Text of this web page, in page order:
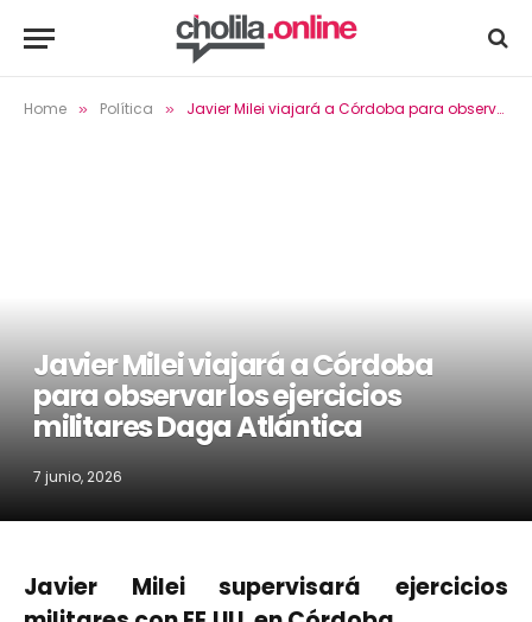
Home » Política » Javier Milei viajará a Córdoba para observar los ejercicios militares Daga Atlántica
Javier Milei viajará a Córdoba
para observar los ejercicios
militares Daga Atlántica
7 junio, 2026
Javier Milei supervisará ejercicios